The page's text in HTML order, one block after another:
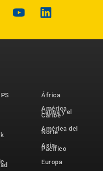
África
América
Latina y el
Caribe
América del
Norte
Asia-
Pacífico
Europa